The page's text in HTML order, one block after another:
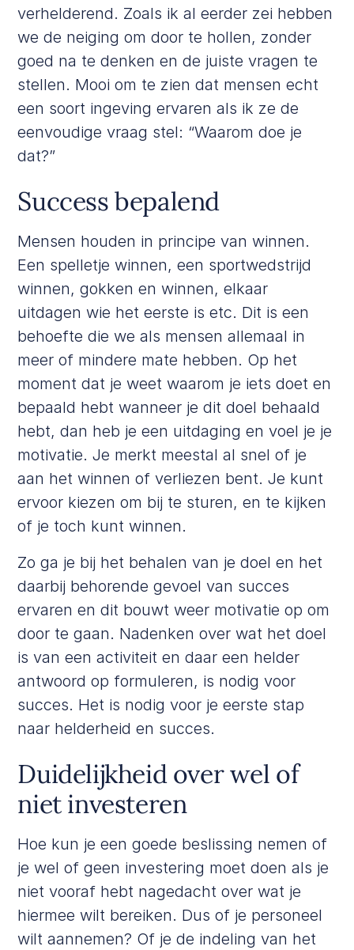
verhelderend. Zoals ik al eerder zei hebben
we de neiging om door te hollen, zonder
goed na te denken en de juiste vragen te
stellen. Mooi om te zien dat mensen echt
een soort ingeving ervaren als ik ze de
eenvoudige vraag stel: “Waarom doe je
dat?”
Success bepalend
Mensen houden in principe van winnen.
Een spelletje winnen, een sportwedstrijd
winnen, gokken en winnen, elkaar
uitdagen wie het eerste is etc. Dit is een
behoefte die we als mensen allemaal in
meer of mindere mate hebben. Op het
moment dat je weet waarom je iets doet en
bepaald hebt wanneer je dit doel behaald
hebt, dan heb je een uitdaging en voel je je
motivatie. Je merkt meestal al snel of je
aan het winnen of verliezen bent. Je kunt
ervoor kiezen om bij te sturen, en te kijken
of je toch kunt winnen.
Zo ga je bij het behalen van je doel en het
daarbij behorende gevoel van succes
ervaren en dit bouwt weer motivatie op om
door te gaan. Nadenken over wat het doel
is van een activiteit en daar een helder
antwoord op formuleren, is nodig voor
succes. Het is nodig voor je eerste stap
naar helderheid en succes.
Duidelijkheid over wel of
niet investeren
Hoe kun je een goede beslissing nemen of
je wel of geen investering moet doen als je
niet vooraf hebt nagedacht over wat je
hiermee wilt bereiken. Dus of je personeel
wilt aannemen? Of je de indeling van het